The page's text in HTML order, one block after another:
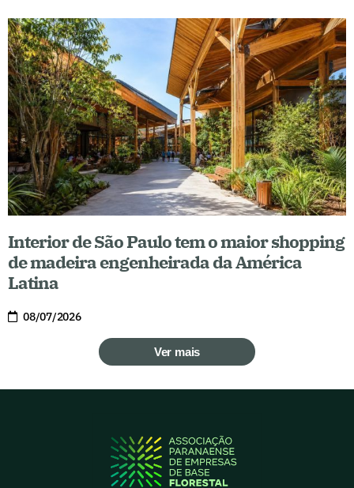
Interior de São Paulo tem o maior shopping
de madeira engenheirada da América
Latina
08/07/2026
Ver mais